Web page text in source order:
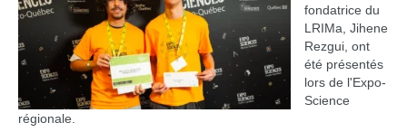
fondatrice du
LRIMa, Jihene
Rezgui, ont
été présentés
lors de l'Expo-
Science
régionale.